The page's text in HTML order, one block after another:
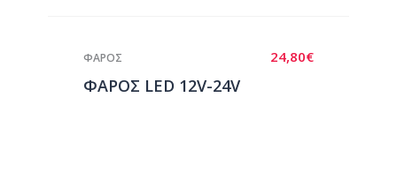
24,80€
ΦΑΡΟΣ
ΦΑΡΟΣ LED 12V-24V